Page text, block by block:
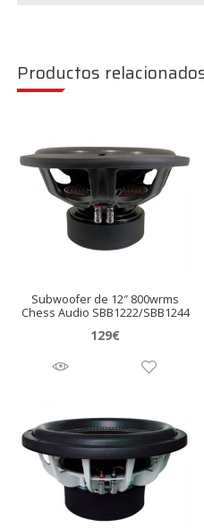
Productos
Subwoofer de 12″ 800wrms
Chess Audio SBB1222/SBB1244
129€